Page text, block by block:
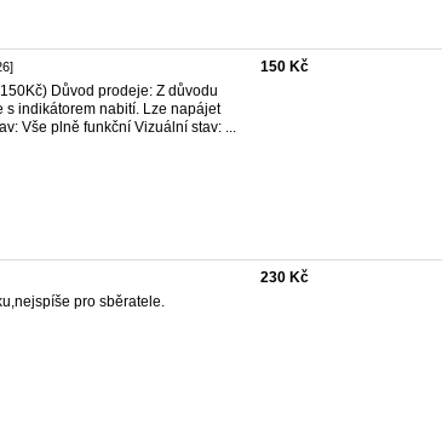
Důvod prodeje: Z důvodu
s indikátorem nabití. Lze napájet
Vše plně funkční Vizuální stav: ...
150 Kč
pro sběratele.
230 Kč